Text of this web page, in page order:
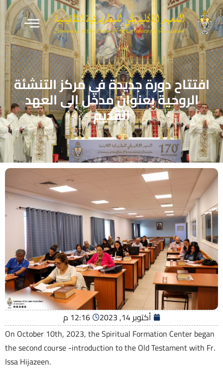
افتتاح دورة جديدة في مركز التنشئة
الروحية بعنوان مدخل إلى العهد
القديم
أكتوبر 14, 2023
12:16 م
On October 10th, 2023, the Spiritual Formation Center began
the second course -introduction to the Old Testament with Fr.
Issa Hijazeen.